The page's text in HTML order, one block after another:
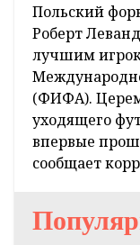
Польский
Роберт
лучшим
(ФИФА).
уходящего
впервые
сообщает